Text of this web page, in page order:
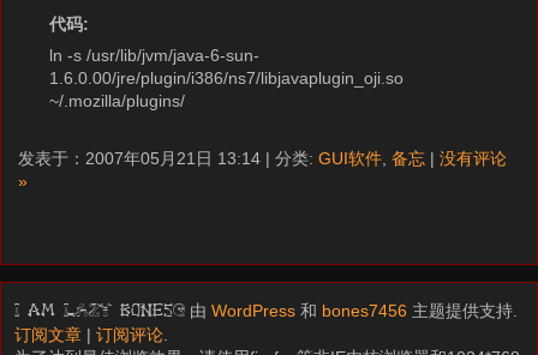
代码:
ln -s /usr/lib/jvm/java-6-sun-
1.6.0.00/jre/plugin/i386/ns7/libjavaplugin_oji.so
~/.mozilla/plugins/
发表于：2007年05月21日 13:14 | 分类: GUI软件 备忘 | 没有评论
»
I am LAZY bones? 由WordPress 和 bones7456 主题提供支持.
订阅文章 |订阅评论